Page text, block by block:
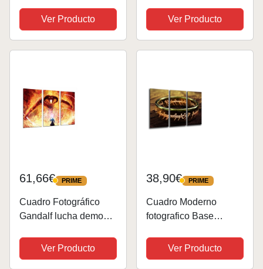
Media (Oscuro)
(91,5cm x 61cm)
Ver Producto
Tamaño total: 97 x 62
cm XXL, Multicolor
Ver Producto
61,66€ PRIME
PRIME
Cuadro Fotográfico
Gandalf lucha demonio
97 x 62 cm XXL
Ver Producto
38,90€ PRIME
PRIME
Cuadro Moderno
fotografico Base
Señor De Los Anillos
Ref. 26134
Ver Producto